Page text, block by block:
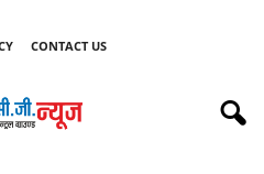
CONTACT US